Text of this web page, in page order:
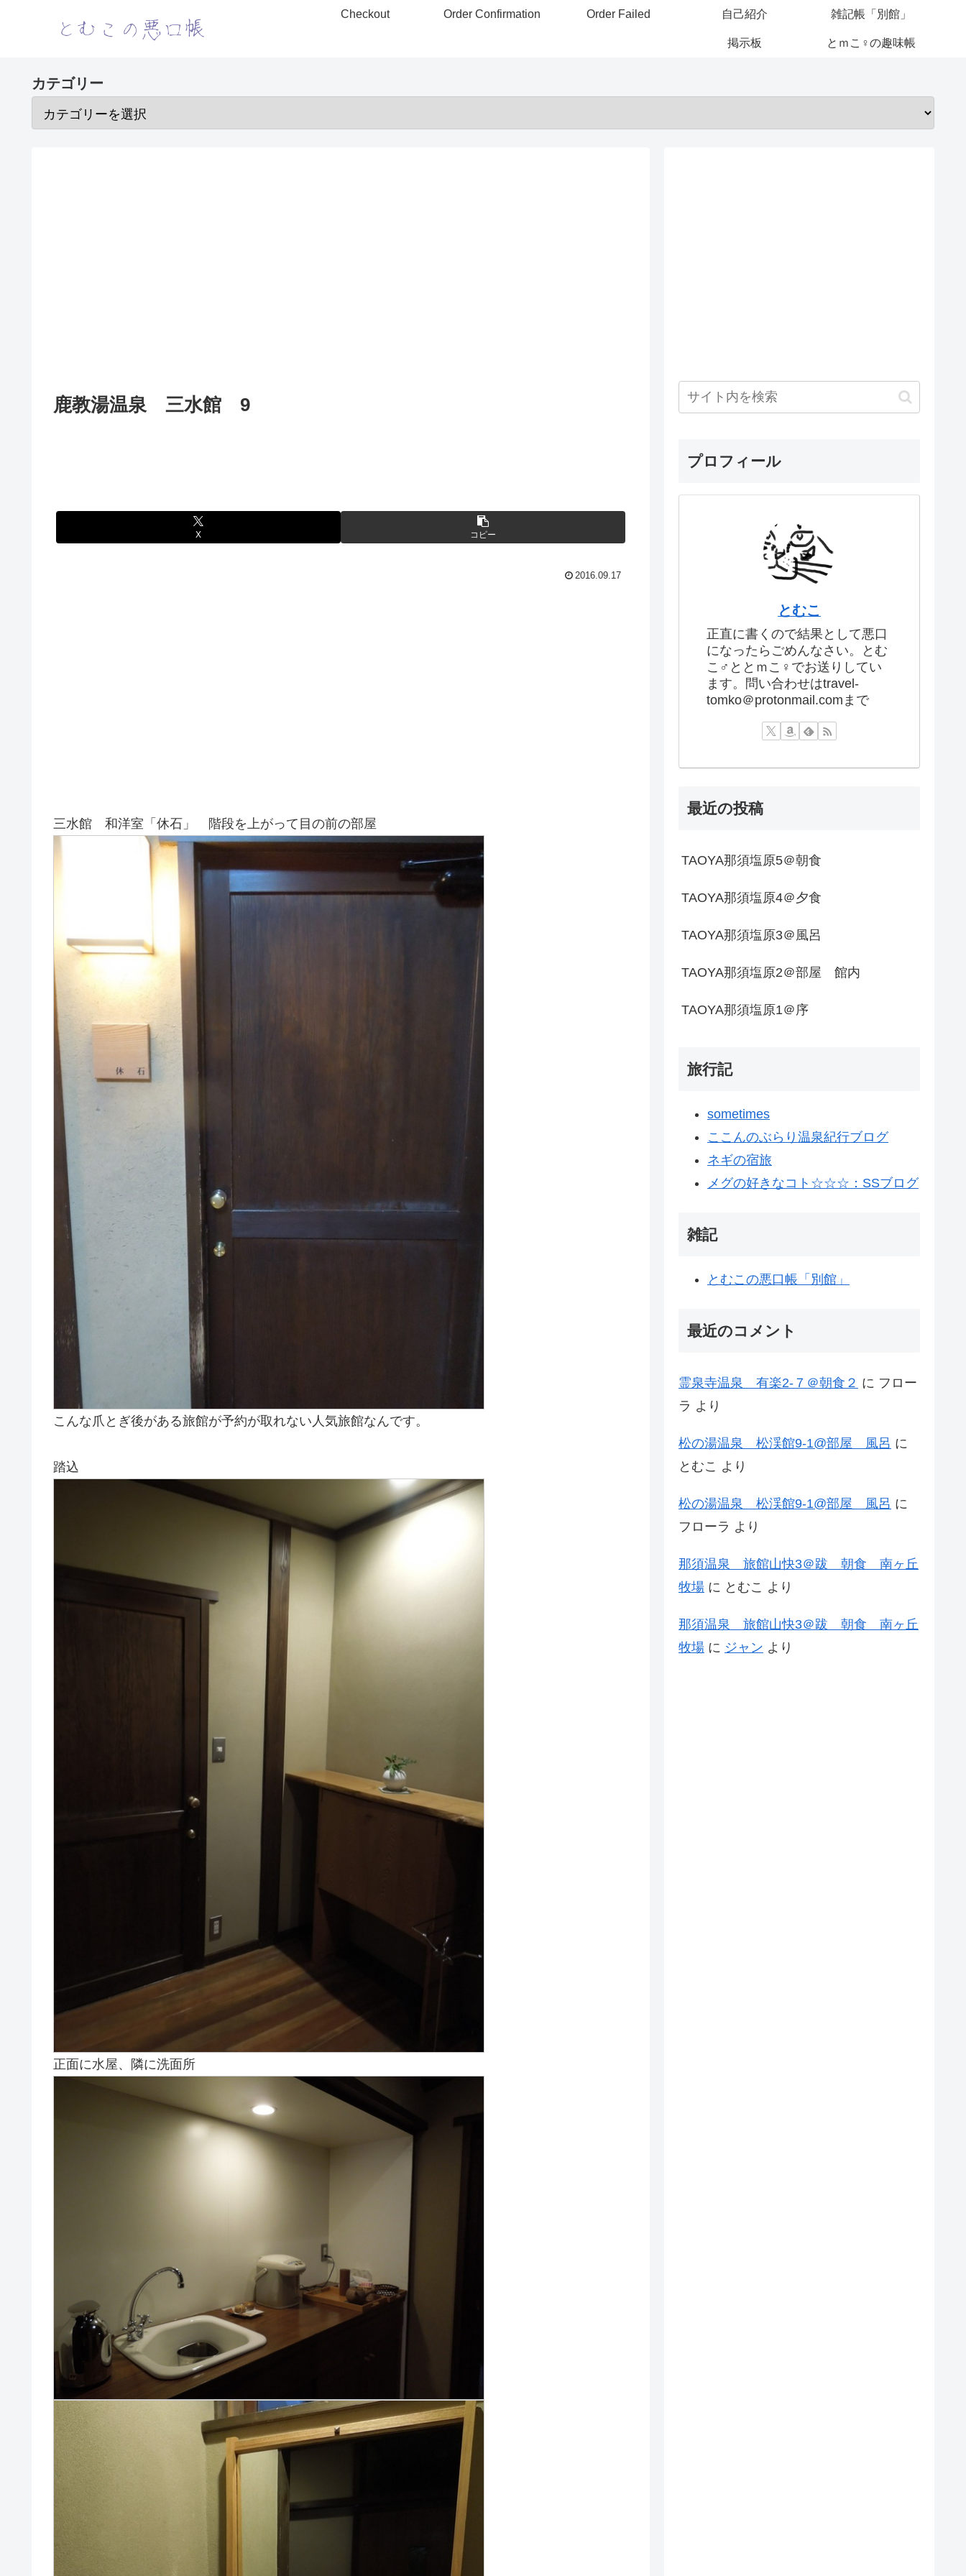
Checkout Order Confirmation Order Failed 自己紹介 雑記帳「別館」
掲示板 とｍこ♀の趣味帳
カテゴリー
鹿教湯温泉 三水館 9
X コピー
2016.09.17
三水館 和洋室「休石」 階段を上がって目の前の部屋
こんな爪とぎ後がある旅館が予約が取れない人気旅館なんです。
踏込
正面に水屋、隣に洗面所
プロフィール
とむこ
正直に書くので結果として悪口
になったらごめんなさい。とむ
こ♂ととｍこ♀でお送りしてい
ます。問い合わせはtravel-
tomko＠protonmail.comまで
最近の投稿
TAOYA那須塩原5＠朝食
TAOYA那須塩原4＠夕食
TAOYA那須塩原3＠風呂
TAOYA那須塩原2＠部屋 館内
TAOYA那須塩原1＠序
旅行記
sometimes
ここんのぶらり温泉紀行ブログ
ネギの宿旅
メグの好きなコト☆☆☆：SSブログ
雑記
とむこの悪口帳「別館」
最近のコメント
霊泉寺温泉 有楽2-７＠朝食２ に フロー
ラ より
松の湯温泉 松渓館9-1@部屋 風呂 に
とむこ より
松の湯温泉 松渓館9-1@部屋 風呂 に
フローラ より
那須温泉 旅館山快3＠跋 朝食 南ヶ丘
牧場 に とむこ より
那須温泉 旅館山快3＠跋 朝食 南ヶ丘
牧場 に ジャン より